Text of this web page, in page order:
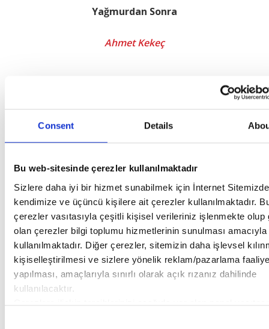
Consent Details
Bu web-sitesinde çerezler kullanılmaktadır
Sizlere daha iyi bir hizmet sunabilmek için İnternet Sitemizde
kendimize ve üçüncü kişilere ait çerezler kullanılmaktadır.
çerezler vasıtasıyla çeşitli kişisel verileriniz işlenmekte olup
olan çerezler bilgi toplumu hizmetlerinin sunulması amacıyla
kullanılmaktadır. Diğer çerezler, sitemizin daha işlevsel
kişiselleştirilmesi ve sizlere yönelik reklam/pazarlama
yapılması, amaçlarıyla sınırlı olarak açık rızanız dahilinde
kullanılacaktır.
Yağmurdan Sonra
Ahmet Kekeç